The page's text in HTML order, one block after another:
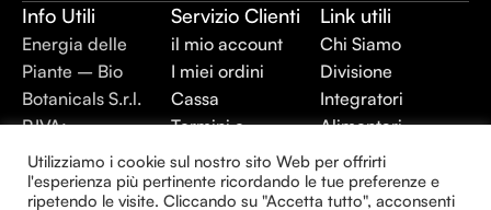
Info Utili
Energia delle
Piante – Bio
Botanicals S.r.l.
P.IVA:
02403420744
REA: BR –
Servizio Clienti
il mio account
I miei ordini
Cassa
Termini e
Condizioni
Privacy Policy
Link utili
Chi Siamo
Divisione
Integratori
Alimentari
Divisione Plant
Extraction
Utilizziamo i cookie sul nostro sito Web per offrirti
l'esperienza più pertinente ricordando le tue preferenze e
ripetendo le visite. Cliccando su "Accetta tutto", acconsenti